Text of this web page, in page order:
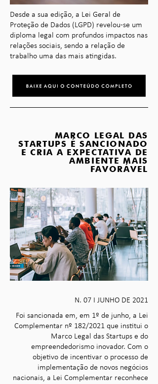
Desde a sua edição, a Lei Geral de
Proteção de Dados (LGPD) revelou-se um
diploma legal com profundos impactos nas
relações sociais, sendo a relação de
trabalho uma das mais atingidas.
MARCO LEGAL DAS
STARTUPS É SANCIONADO
E CRIA A EXPECTATIVA DE
AMBIENTE MAIS
FAVORÁVEL
N. 07 I JUNHO DE 2021
Foi sancionada em, em 1º de junho, a Lei
Complementar nº 182/2021 que institui o
Marco Legal das Startups e do
empreendedorismo inovador. Com o
objetivo de incentivar o processo de
implementação de novos negócios
nacionais, a Lei Complementar reconhece